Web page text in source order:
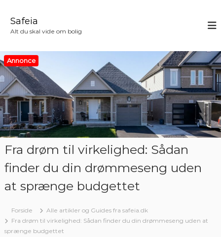
t
i
i
n
d
h
o
Safeia
Alt du skal vide om bolig
Annonce
Fra drøm til virkelighed: Sådan
finder du din drømmeseng uden
at sprænge budgettet
Forside
Alle artikler og Guides fra safeia.dk
Fra drøm til virkelighed: Sådan finder du din drømmeseng uden at
sprænge budgettet